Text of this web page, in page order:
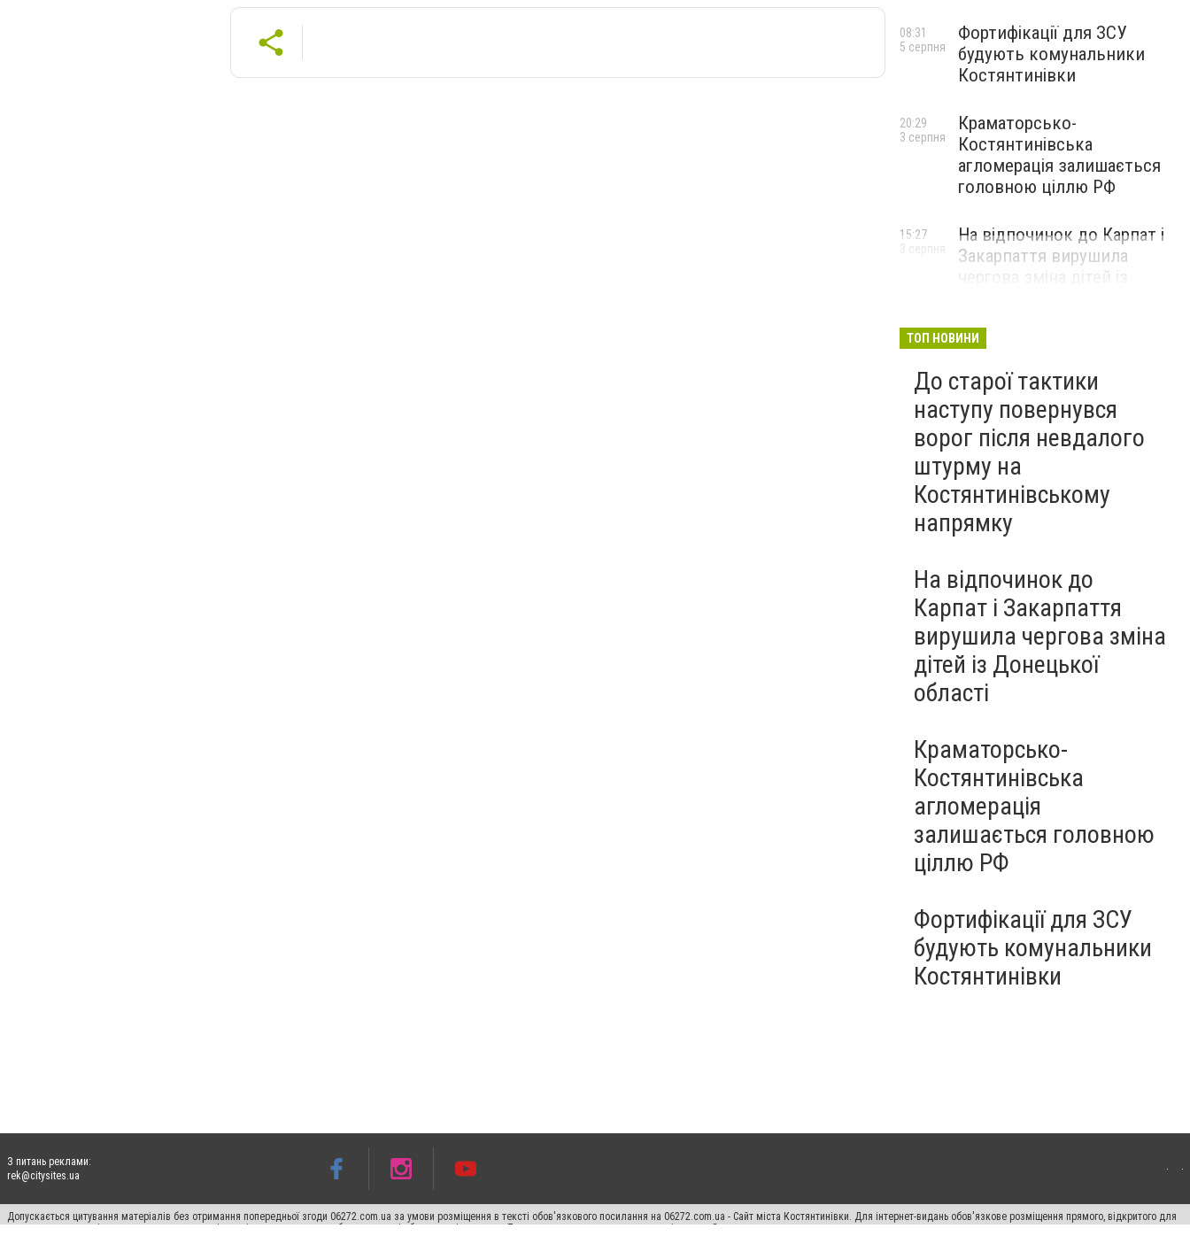
Фортифікації для ЗСУ
будують комунальники
Костянтинівки
08:31
5 серпня
Краматорсько-
Костянтинівська
агломерація залишається
головною ціллю РФ
20:29
3 серпня
На відпочинок до Карпат і
Закарпаття вирушила
чергова зміна дітей із
15:27
3 серпня
ТОП НОВИНИ
До старої тактики
наступу повернувся
ворог після невдалого
штурму на
Костянтинівському
напрямку
На відпочинок до
Карпат і Закарпаття
вирушила чергова зміна
дітей із Донецької
області
Краматорсько-
Костянтинівська
агломерація
залишається головною
ціллю РФ
Фортифікації для ЗСУ
будують комунальники
Костянтинівки
З питань реклами:
rek@citysites.ua
Допускається цитування матеріалів без отримання попередньої згоди 06272.com.ua за умови розміщення в тексті обов'язкового посилання на 06272.com.ua - Сайт міста Костянтинівки. Для інтернет-видань обов'язкове розміщення прямого, відкритого для
пошукових систем гіперпосилання на цитовані статті не нижче другого абзацу в тексті або в якості джерела. Порушення виняткових прав переслідується Законом.